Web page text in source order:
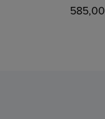
585,00